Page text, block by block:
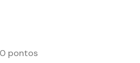
pontos